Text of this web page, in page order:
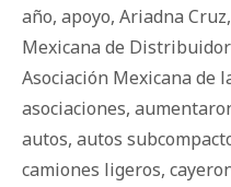
año, apoyo, Ariadna Cruz,
Mexicana de
Asociación Mexicana de
asociaciones,
autos, autos
camiones ligeros,